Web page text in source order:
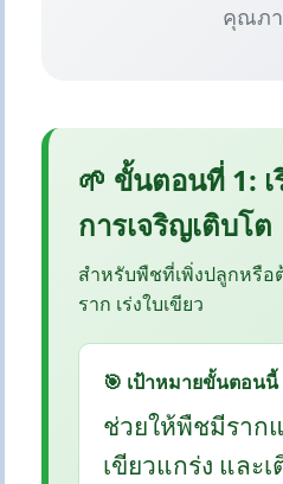
คุณภ
🌱 ขั้นตอนที่ 1: เ
การเจริญเติบโต
สำหรับพืชที่เพิ่งปลูกหรือต้
ราก เร่งใบเขียว
🎯 เป้าหมายขั้นตอนนี้
ช่วยให้พืชมีราก
เขียวแกร่ง และเ